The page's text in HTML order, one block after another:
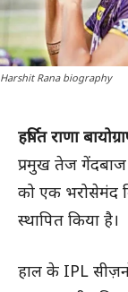
Harshit Rana biography
हर्षित राणा
प्रमुख तेज
को एक भरोसेमंद
स्थापित किया है।
हाल के IPL